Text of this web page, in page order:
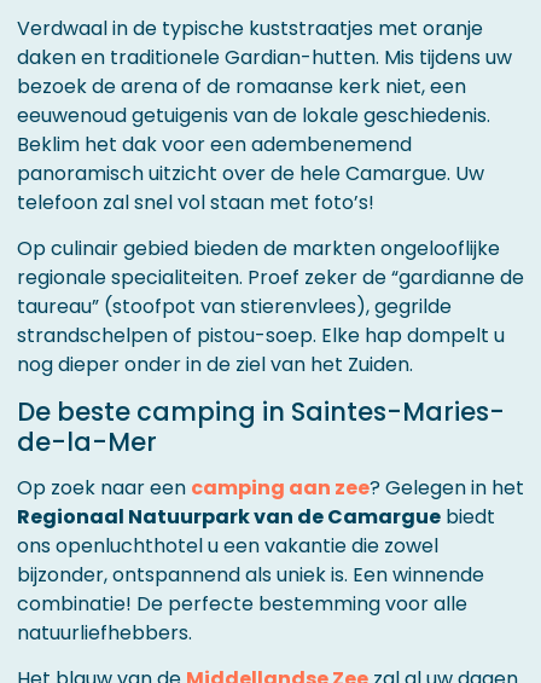
Verdwaal in de typische kuststraatjes met oranje
daken en traditionele Gardian-hutten. Mis tijdens uw
bezoek de arena of de romaanse kerk niet, een
eeuwenoud getuigenis van de lokale geschiedenis.
Beklim het dak voor een adembenemend
panoramisch uitzicht over de hele Camargue. Uw
telefoon zal snel vol staan met foto’s!
Op culinair gebied bieden de markten ongelooflijke
regionale specialiteiten. Proef zeker de “gardianne de
taureau” (stoofpot van stierenvlees), gegrilde
strandschelpen of pistou-soep. Elke hap dompelt u
nog dieper onder in de ziel van het Zuiden.
De beste camping in Saintes-Maries-
de-la-Mer
Op zoek naar een camping aan zee? Gelegen in het
Regionaal Natuurpark van de Camargue biedt
ons openluchthotel u een vakantie die zowel
bijzonder, ontspannend als uniek is. Een winnende
combinatie! De perfecte bestemming voor alle
natuurliefhebbers.